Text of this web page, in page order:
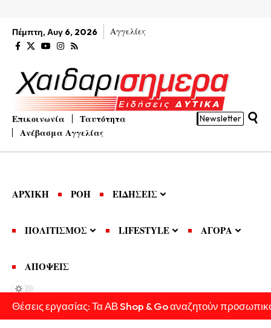
Πέμπτη, Αυγ 6, 2026 Αγγελίες
Επικοινωνία
Ταυτότητα
Ανέβασμα Αγγελίας
Newsletter
ΑΡΧΙΚΗ ΡΟΗ ΕΙΔΗΣΕΙΣ
ΠΟΛΙΤΙΣΜΟΣ LIFESTYLE ΑΓΟΡΑ
ΑΠΟΨΕΙΣ
Θέσεις εργασίας: Τα ΑΒ Shop & Go αναζητούν